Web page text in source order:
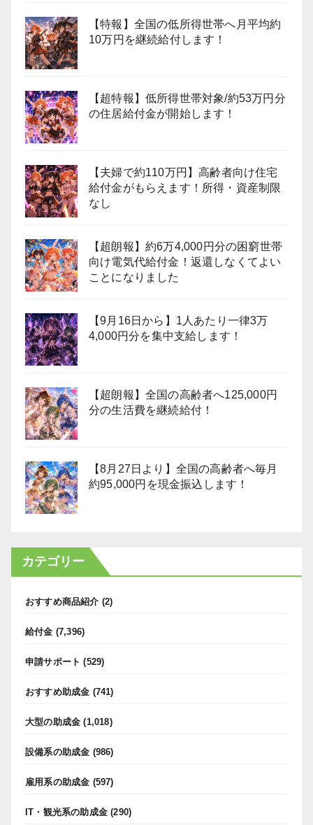
【特報】全国の低所得世帯へ月平均約
10万円を継続給付します！
【超特報】低所得世帯対象/約53万円分
の住居給付金が開始します！
【夫婦で約110万円】高齢者向け住宅
給付金がもらえます！所得・資産制限
なし
【超朗報】約6万4,000円分の困窮世帯
向け電気代給付金！返還しなくてよい
ことになりました
【9月16日から】1人あたり一律3万
4,000円分を集中支給します！
【超朗報】全国の高齢者へ125,000円
分の生活費を継続給付！
【8月27日より】全国の高齢者へ毎月
約95,000円を現金振込します！
カテゴリー
おすすめ商品紹介 (2)
給付金 (7,396)
申請サポート (529)
おすすめ助成金 (741)
大型の助成金 (1,018)
設備系の助成金 (986)
雇用系の助成金 (597)
IT・観光系の助成金 (290)